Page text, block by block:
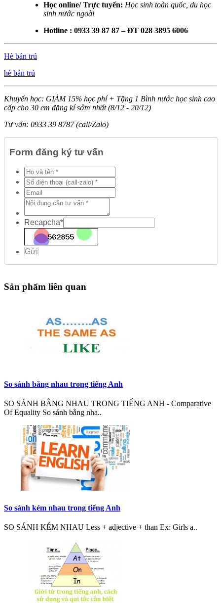
Học online/ Trực tuyến: Học sinh toàn quốc, du học
sinh nước ngoài
Hotline : 0933 39 87 87 – ĐT 028 3895 6006
Hè bán trú
hè bán trú
Khuyến học: GIẢM 15% học phí + Tặng 1 Bình nước học sinh cao
cấp cho 30 em đăng kí sớm nhất (8/12 - 20/12)
Tư vấn: 0933 39 8787 (call/Zalo)
Form đăng ký tư vấn
Recapcha*
Gửi
Sản phẩm liên quan
So sánh bằng nhau trong tiếng Anh
SO SÁNH BẰNG NHAU TRONG TIẾNG ANH - Comparative
Of Equality So sánh bằng nha..
So sánh kém nhau trong tiếng Anh
SO SÁNH KÉM NHAU Less + adjective + than Ex: Girls a..